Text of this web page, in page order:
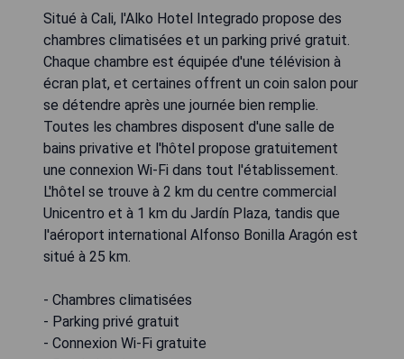
Situé à Cali, l'Alko Hotel Integrado propose des
chambres climatisées et un parking privé gratuit.
Chaque chambre est équipée d'une télévision à
écran plat, et certaines offrent un coin salon pour
se détendre après une journée bien remplie.
Toutes les chambres disposent d'une salle de
bains privative et l'hôtel propose gratuitement
une connexion Wi-Fi dans tout l'établissement.
L'hôtel se trouve à 2 km du centre commercial
Unicentro et à 1 km du Jardín Plaza, tandis que
l'aéroport international Alfonso Bonilla Aragón est
situé à 25 km.
- Chambres climatisées
- Parking privé gratuit
- Connexion Wi-Fi gratuite